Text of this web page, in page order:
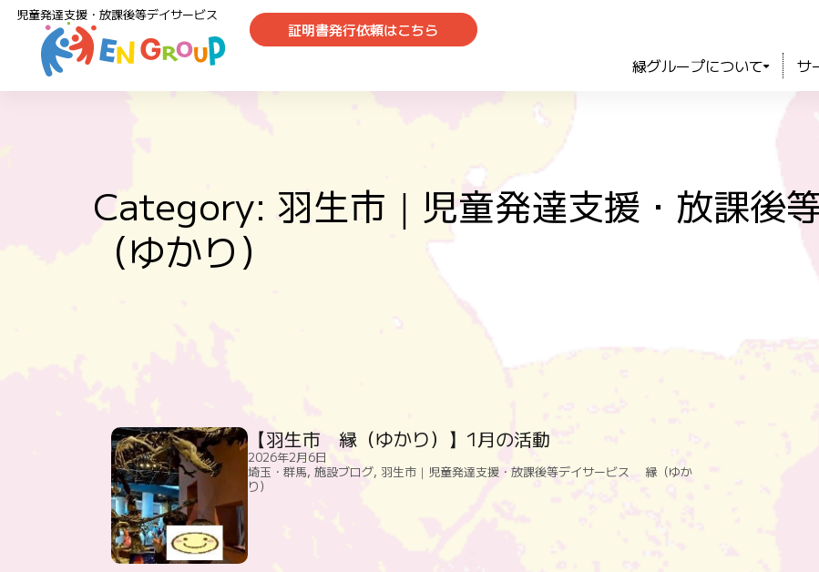
児童発達支援・放課後等デイサービス
証明書発行依頼はこちら
緑グループについて サ
Category: 羽生市｜児童発達支援・放課
（ゆかり）
【羽生市 縁（ゆかり）】1月の活動
2026年2月6日
埼玉・群馬, 施設ブログ, 羽生市｜児童発達支援・放課後等デイサービス 縁（ゆか
り）